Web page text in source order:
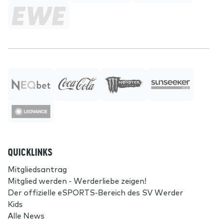
QUICKLINKS
Mitgliedsantrag
Mitglied werden - Werderliebe zeigen!
Der offizielle eSPORTS-Bereich des SV Werder
Kids
Alle News